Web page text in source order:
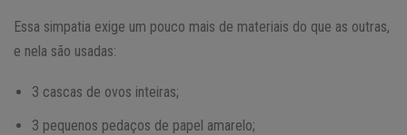
Essa simpatia exige um pouco mais de materiais do que as outras,
e nela são usadas:
3 cascas de ovos inteiras;
3 pequenos pedaços de papel amarelo;